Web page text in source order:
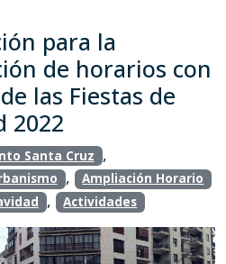
para la
de horarios con
las Fiestas de
2022
Santa Cruz ,
, Ampliación Horario
, Actividades